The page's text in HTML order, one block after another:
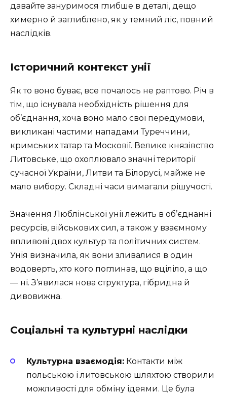
давайте зануримося глибше в деталі, дещо
химерно й заглиблено, як у темний ліс, повний
наслідків.
Історичний контекст унії
Як то воно буває, все почалось не раптово. Річ в
тім, що існувала необхідність рішення для
об’єднання, хоча воно мало свої передумови,
викликані частими нападами Туреччини,
кримських татар та Московії. Велике князівство
Литовське, що охоплювало значні території
сучасної України, Литви та Білорусі, майже не
мало вибору. Складні часи вимагали рішучості.
Значення Люблінської унії лежить в об’єднанні
ресурсів, військових сил, а також у взаємному
впливові двох культур та політичних систем.
Унія визначила, як вони зливалися в один
водоверть, хто кого поглинав, що вціліло, а що
— ні. З’явилася нова структура, гібридна й
дивовижна.
Соціальні та культурні наслідки
Культурна взаємодія: Контакти між
польською і литовською шляхтою створили
можливості для обміну ідеями. Це була